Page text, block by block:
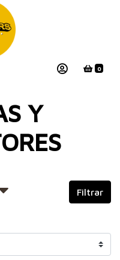
0
Y
Filtrar